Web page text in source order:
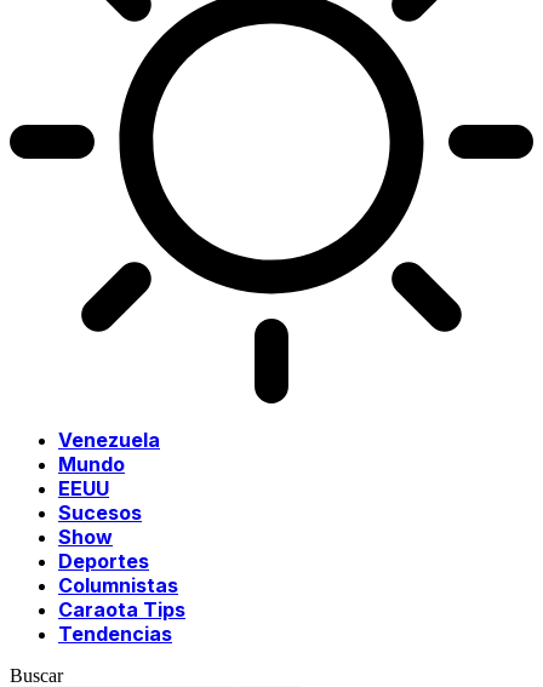
Venezuela
Mundo
EEUU
Sucesos
Show
Deportes
Columnistas
Caraota Tips
Tendencias
Buscar